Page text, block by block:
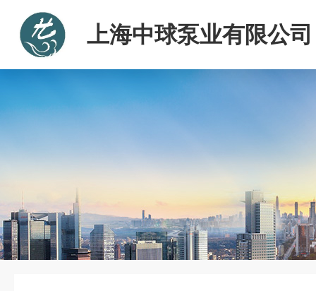
上海中球泵业有限公司